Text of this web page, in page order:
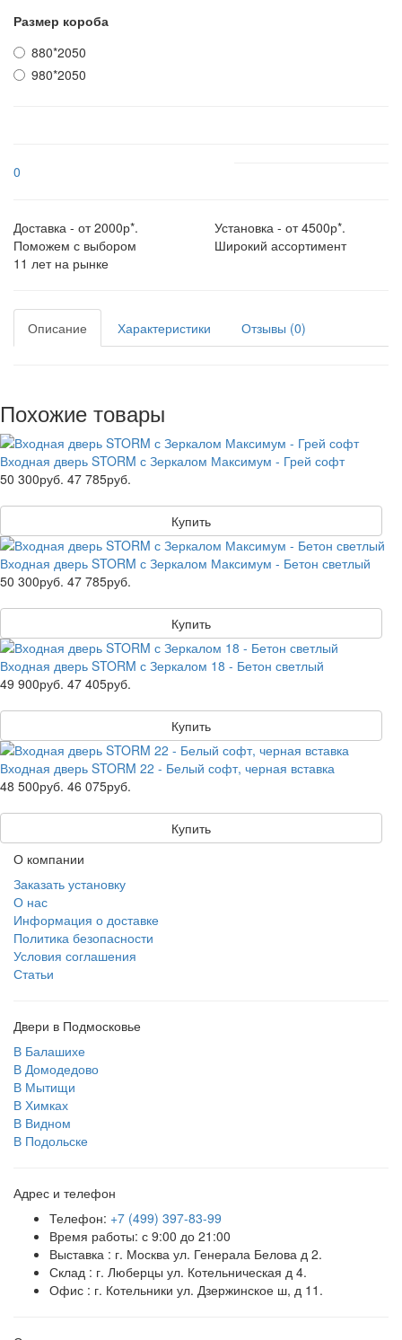
Размер короба
880*2050
980*2050
0
Доставка - от 2000р*.
Установка - от 4500р*.
Поможем с выбором
Широкий ассортимент
11 лет на рынке
Описание Характеристики Отзывы (0)
Похожие товары
Входная дверь STORM с Зеркалом Максимум - Грей софт
50 300руб. 47 785руб.
Купить
Входная дверь STORM с Зеркалом Максимум - Бетон светлый
50 300руб. 47 785руб.
Купить
Входная дверь STORM с Зеркалом 18 - Бетон светлый
49 900руб. 47 405руб.
Купить
Входная дверь STORM 22 - Белый софт, черная вставка
48 500руб. 46 075руб.
Купить
О компании
Заказать установку
О нас
Информация о доставке
Политика безопасности
Условия соглашения
Статьи
Двери в Подмосковье
В Балашихе
В Домодедово
В Мытищи
В Химках
В Видном
В Подольске
Адрес и телефон
Телефон: +7 (499) 397-83-99
Время работы: с 9:00 до 21:00
Выставка : г. Москва ул. Генерала Белова д 2.
Склад : г. Люберцы ул. Котельническая д 4.
Офис : г. Котельники ул. Дзержинское ш, д 11.